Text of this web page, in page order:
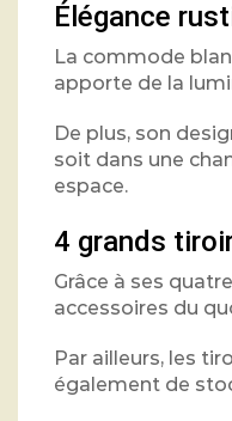
Élégance
La commode
apporte de la
De plus, son
soit dans une
espace.
4 grands
Grâce à ses
accessoires du
Par ailleurs, les
également de